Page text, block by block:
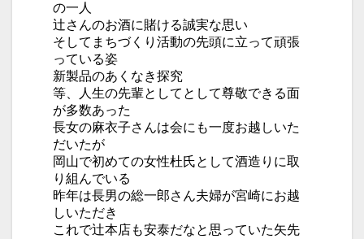
の一人
辻さんのお酒に賭ける誠実な思い
そしてまちづくり活動の先頭に立って頑張
っている姿
新製品のあくなき探究
等、人生の先輩としてとして尊敬できる面
が多数あった
長女の麻衣子さんは会にも一度お越しいた
だいたが
岡山で初めての女性杜氏として酒造りに取
り組んでいる
昨年は長男の総一郎さん夫婦が宮崎にお越
しいただき
これで辻本店も安泰だなと思っていた矢先